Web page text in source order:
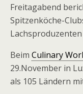
Freitagabend
Spitzenköche-
Beim Culinary
29.November in
als 105 Ländern